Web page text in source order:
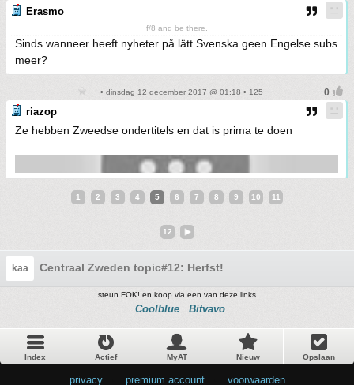
Erasmo
f/8 and be there.
Sinds wanneer heeft nyheter på lätt Svenska geen Engelse subs
meer?
• dinsdag 12 december 2017 @ 01:18 • 125
riazop
Ze hebben Zweedse ondertitels en dat is prima te doen
1 2 3 4 5 6 7 8 9 10 11
12
kaa Centraal Zweden topic#12: Herfst!
steun FOK! en koop via een van deze links
Coolblue Bitvavo
Index Actief MyAT Nieuw Opslaan
privacy premium account voorwaarden